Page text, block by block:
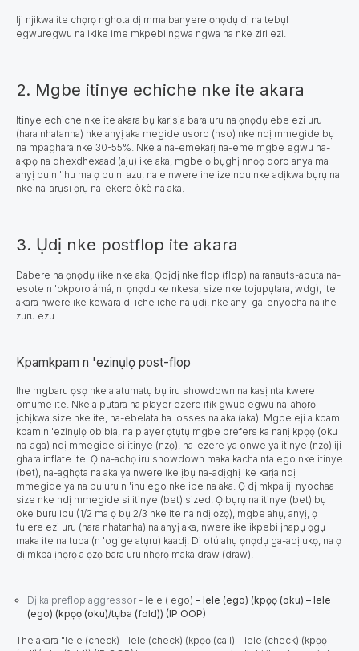
Iji njikwa ite chọrọ nghọta dị mma banyere ọnọdụ dị na tebụl
egwuregwu na ikike ime mkpebi ngwa ngwa na nke ziri ezi.
2. Mgbe itinye echiche nke ite akara
Itinye echiche nke ite akara bụ karịsịa bara uru na ọnọdụ ebe ezi uru
(hara nhatanha) nke anyị aka megide usoro (nso) nke ndị mmegide bụ
na mpaghara nke 30-55%. Nke a na-emekarị na-eme mgbe egwu na-
akpọ na dhexdhexaad (ajụ) ike aka, mgbe ọ bụghị nnọọ doro anya ma
anyị bụ n 'ihu ma ọ bụ n' azụ, na e nwere ihe ize ndụ nke adịkwa bụrụ na
nke na-arụsi ọrụ na-ekere òkè na aka.
3. Ụdị nke postflop ite akara
Dabere na ọnọdụ (ike nke aka, Ọdịdị nke flop (flop) na ranauts-apụta na-
esote n 'okporo ámá, n' ọnọdu ke nkesa, size nke tojupụtara, wdg), ite
akara nwere ike kewara dị iche iche na ụdị, nke anyị ga-enyocha na ihe
zuru ezu.
Kpamkpam n 'ezinụlọ post-flop
Ihe mgbaru ọsọ nke a atụmatụ bụ iru showdown na kasị nta kwere
omume ite. Nke a pụtara na player ezere ifịk gwuo egwu na-ahọrọ
ịchịkwa size nke ite, na-ebelata ha losses na aka (aka). Mgbe eji a kpam
kpam n 'ezinụlọ obibia, na player ọtụtụ mgbe prefers ka nanị kpọọ (oku
na-aga) ndị mmegide si itinye (nzọ), na-ezere ya onwe ya itinye (nzọ) iji
ghara inflate ite. Ọ na-achọ iru showdown maka kacha nta ego nke itinye
(bet), na-aghọta na aka ya nwere ike ịbụ na-adịghị ike karịa ndị
mmegide ya na bụ uru n 'ihu ego nke ibe na aka. Ọ dị mkpa iji nyochaa
size nke ndị mmegide si itinye (bet) sized. Ọ bụrụ na itinye (bet) bụ
oke buru ibu (1/2 ma ọ bụ 2/3 nke ite na ndị ọzọ), mgbe ahụ, anyị, ọ
tụlere ezi uru (hara nhatanha) na anyị aka, nwere ike ikpebi ịhapụ ọgụ
maka ite na tụba (n 'ogige atụrụ) kaadị. Dị otú ahụ ọnọdụ ga-adị ụkọ, na ọ
dị mkpa ịhọrọ a ọzọ bara uru nhọrọ maka draw (draw).
Dị ka preflop aggressor - lele ( ego) - lele (ego) (kpọọ (oku) – lele
(ego) (kpọọ (oku)/tụba (fold)) (IP OOP)
The akara "lele (check) - lele (check) (kpọọ (call) – lele (check) (kpọọ